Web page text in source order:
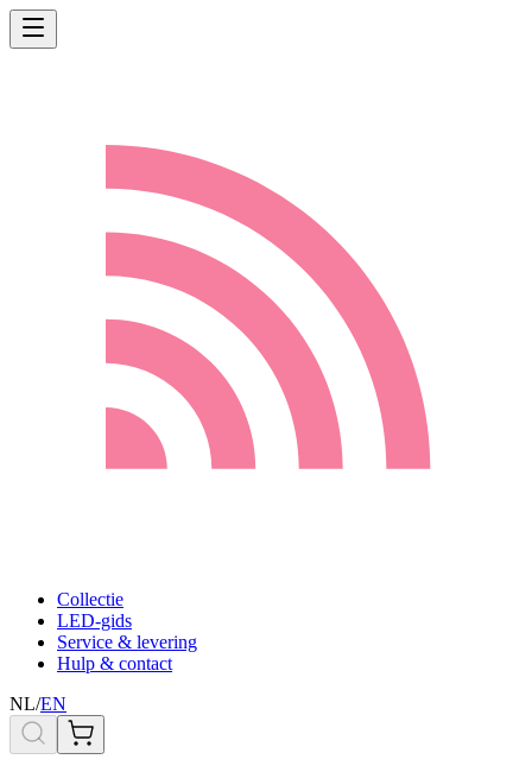
Collectie
LED-gids
Service & levering
Hulp & contact
NL/EN